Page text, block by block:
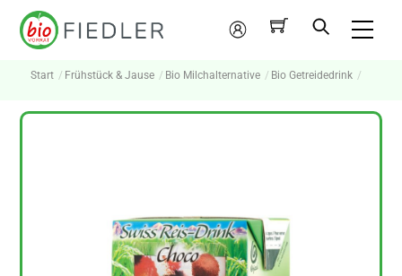
Skip
Mein
Konto
Start Frühstück & Jause Bio Milchalternative Bio Getreidedrink